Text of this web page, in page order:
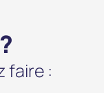
faire :